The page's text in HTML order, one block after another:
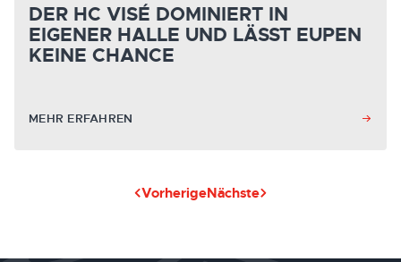
DER HC VISÉ DOMINIERT IN
EIGENER HALLE UND LÄSST EUPEN
KEINE CHANCE
MEHR ERFAHREN
VorherigeNächste